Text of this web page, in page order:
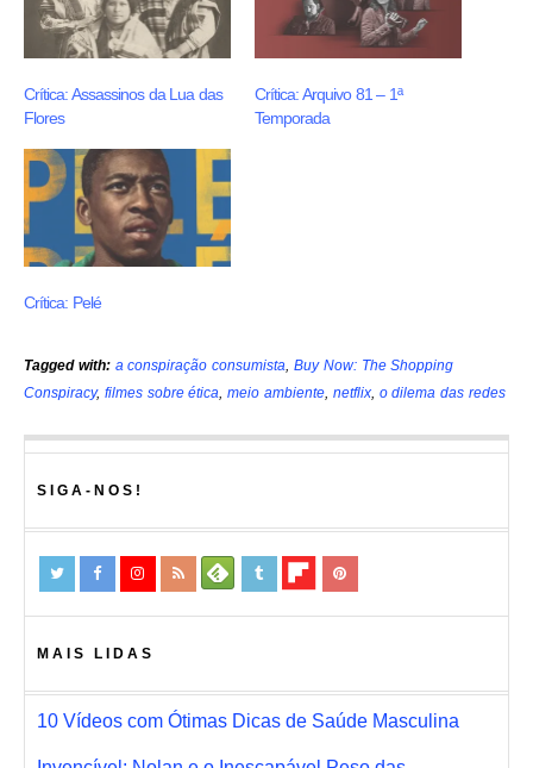
Crítica: Assassinos da Lua das
Flores
Crítica: Arquivo 81 – 1ª
Temporada
Crítica: Pelé
Tagged with: a conspiração consumista,Buy Now: The Shopping
Conspiracy, filmes sobre ética,meio ambiente, netflix, o dilema das redes
SIGA-NOS!
MAIS LIDAS
10 Vídeos com Ótimas Dicas de Saúde Masculina